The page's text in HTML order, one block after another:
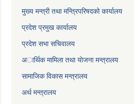
मुख्य मन्त्री तथा मन्त्रिपरिषदको कार्यालय
प्रदेश प्रमुख कार्यालय
प्रदेश सभा सचिवालय
अार्थिक मामिला तथा याेजना मन्त्रालय
सामाजिक विकास मन्त्रालय
अर्थ मन्त्रालय